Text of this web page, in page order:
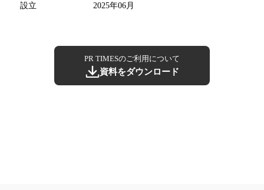
設立
2025年06月
PR TIMESのご利用について
資料をダウンロード